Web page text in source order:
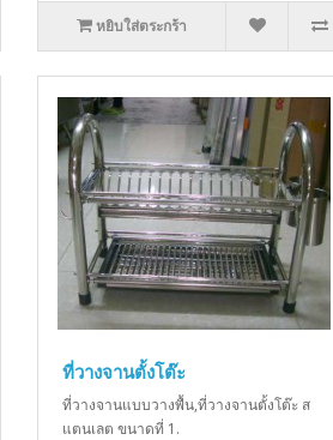
หยิบใส่ตระกร้า
ที่วางจานตั้งโต๊ะ
ที่วางจานแบบวางพื้น,ที่วางจานตั้งโต๊ะ ส
แตนเลต ขนาดที่ 1.